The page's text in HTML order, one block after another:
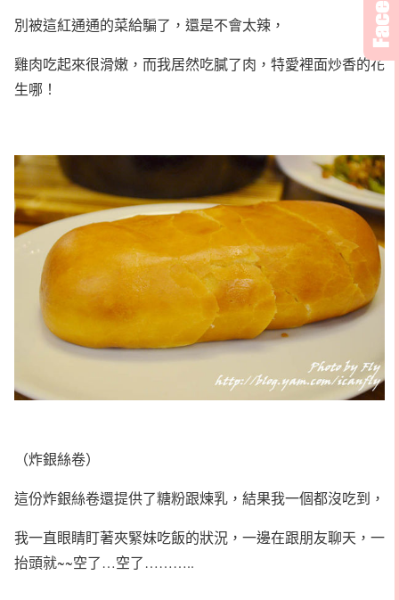
別被這紅通通的菜給騙了，還是不會太辣，
雞肉吃起來很滑嫩，而我居然吃膩了肉，特愛裡面炒香的花
生哪！
（炸銀絲卷）
這份炸銀絲卷還提供了糖粉跟煉乳，結果我一個都沒吃到，
我一直眼睛盯著夾緊妹吃飯的狀況，一邊在跟朋友聊天，一
抬頭就~~空了…空了………..